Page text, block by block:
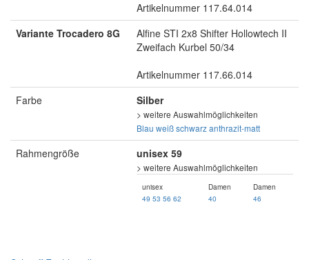
Artikelnummer 117.64.014
Variante Trocadero 8G
Alfine STI 2x8 Shifter Hollowtech II
Zweifach Kurbel 50/34
Artikelnummer 117.66.014
Farbe
Silber
> weitere Auswahlmöglichkeiten
Blau weißschwarzanthrazit-matt
Rahmengröße unisex 59
> weitere Auswahlmöglichkeiten
unisex
49 53 56 62
Damen
40
Damen
46